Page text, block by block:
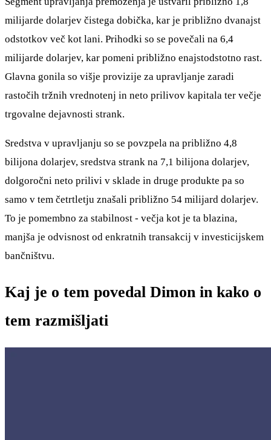
milijarde dolarjev čistega dobička, kar je približno dvanajst
odstotkov več kot lani. Prihodki so se povečali na 6,4
milijarde dolarjev, kar pomeni približno enajstodstotno rast.
Glavna gonila so višje provizije za upravljanje zaradi
rastočih tržnih vrednotenj in neto prilivov kapitala ter večje
trgovalne dejavnosti strank.
Sredstva v upravljanju so se povzpela na približno 4,8
bilijona dolarjev, sredstva strank na 7,1 bilijona dolarjev,
dolgoročni neto prilivi v sklade in druge produkte pa so
samo v tem četrtletju znašali približno 54 milijard dolarjev.
To je pomembno za stabilnost - večja kot je ta blazina,
manjša je odvisnost od enkratnih transakcij v investicijskem
bančništvu.
Kaj je o tem povedal Dimon in kako o
tem razmišljati